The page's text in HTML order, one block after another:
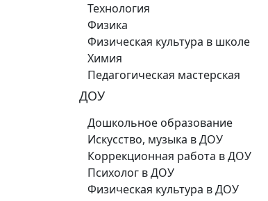
Технология
Физика
Физическая культура в школе
Химия
Педагогическая мастерская
ДОУ
Дошкольное образование
Искусство, музыка в ДОУ
Коррекционная работа в ДОУ
Психолог в ДОУ
Физическая культура в ДОУ